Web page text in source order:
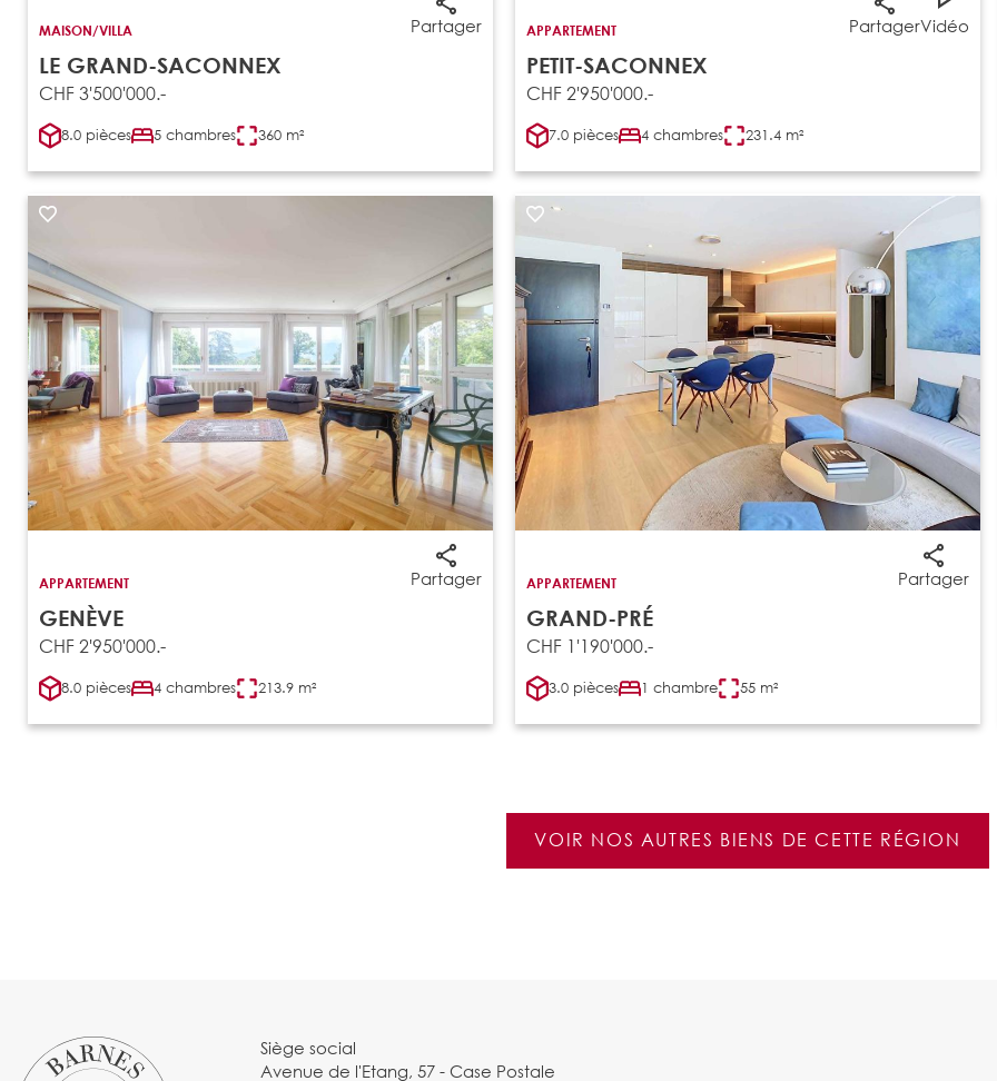
Partager
MAISON/VILLA
LE GRAND-SACONNEX
CHF 3'500'000.-
8.0 pièces 5 chambres 360 m²
PartagerVidéo
APPARTEMENT
PETIT-SACONNEX
CHF 2'950'000.-
7.0 pièces 4 chambres 231.4 m²
Partager
APPARTEMENT
GENÈVE
CHF 2'950'000.-
8.0 pièces 4 chambres 213.9 m²
Partager
APPARTEMENT
GRAND-PRÉ
CHF 1'190'000.-
3.0 pièces 1 chambre 55 m²
VOIR NOS AUTRES BIENS DE CETTE RÉGION
Siège social
Avenue de l'Etang, 57 - Case Postale